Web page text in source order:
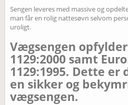
Sengen leveres med massive og
man får en rolig nattesøvn selvom
uroligt.
Vægsengen
1129:2000 samt
1129:1995. Dette
en sikker og
vægsengen.